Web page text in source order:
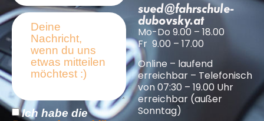
sued@fahrschule-
dubovsky.at
Mo-Do 9.00 – 18.00
Fr 9.00 – 17.00
Online – laufend
erreichbar – Telefonisch
von 07:30 – 19.00 Uhr
erreichbar (außer
Sonntag)
Ich habe die